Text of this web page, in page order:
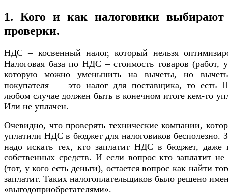
1. Кого и как налоговики выбирают
проверки.
НДС – косвенный налог, который нельзя
Налоговая база по НДС – стоимость товаров (работ,
которую можно уменьшить на вычеты, но
покупателя — это налог для поставщика, то есть
любом случае должен быть в конечном итоге кем-то
Или не уплачен.
Очевидно, что проверять технические компании,
уплатили НДС в бюджет для налоговиков бесполезно.
надо искать тех, кто заплатит НДС в бюджет, даже
собственных средств. И если вопрос кто заплатит не
(тот, у кого есть деньги), остается вопрос как найти
заплатит. Таких налогоплательщиков было решено
«выгодоприобретателями».